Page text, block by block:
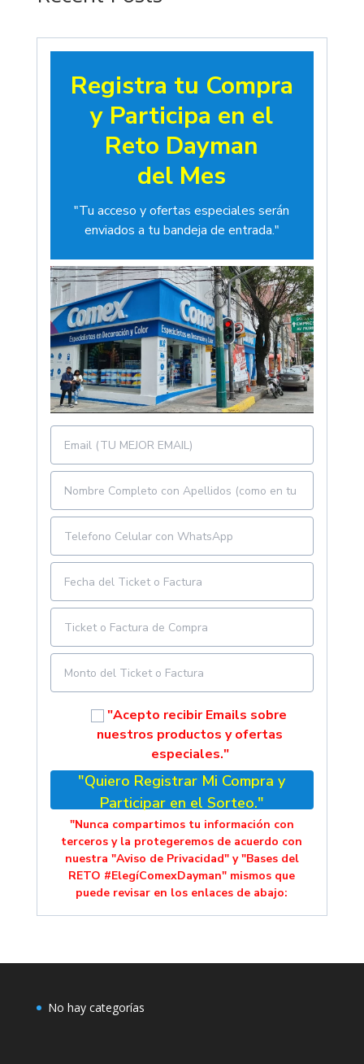
Registra tu Compra
y Participa en el
Reto Dayman
del Mes
"Tu acceso y ofertas especiales serán
enviados a tu bandeja de entrada."
"Acepto recibir Emails sobre
nuestros productos y ofertas
especiales."
"Quiero Registrar Mi Compra y
Participar en el Sorteo."
"Nunca compartimos tu información con
terceros y la protegeremos de acuerdo con
nuestra "Aviso de Privacidad" y "Bases del
RETO #ElegíComexDayman" mismos que
puede revisar en los enlaces de abajo:
No hay categorías